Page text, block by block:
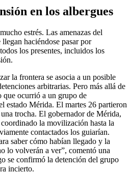
en los albergues
estrés. Las amenazas del
haciéndose pasar por
los presentes, incluidos los
la frontera se asocia a un posible
arbitrarias. Pero más allá de
que ocurrió a un grupo de
estado Mérida. El martes 26 partieron
trocha. El gobernador de Mérida,
la movilización hasta la
contactados los guiarían.
saber cómo habían llegado y la
lo volverán a ver”, comentó una
se confirmó la detención del grupo
incierto.